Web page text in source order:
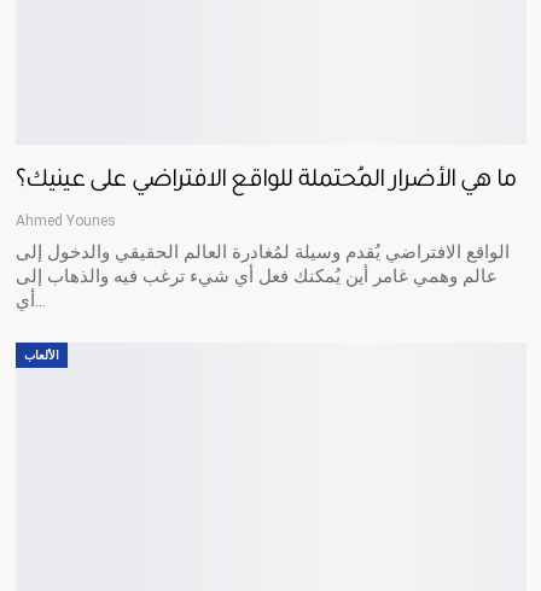
ما هي الأضرار المُحتملة للواقع الافتراضي على عينيك؟
Ahmed Younes
الواقع الافتراضي يُقدم وسيلة لمُغادرة العالم الحقيقي والدخول إلى
عالم وهمي غامر أين يُمكنك فعل أي شيء ترغب فيه والذهاب إلى
أي …
الألعاب